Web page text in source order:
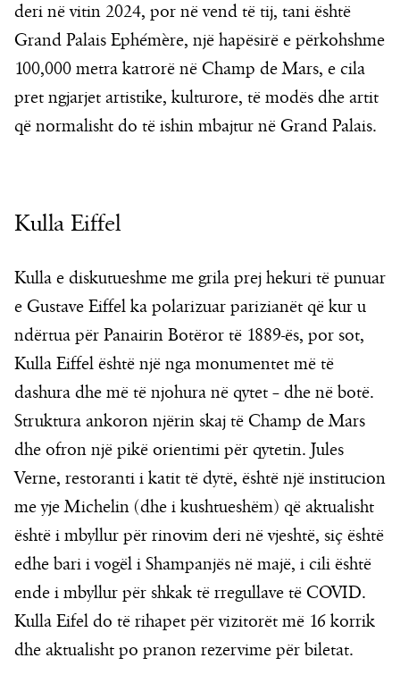
deri në vitin 2024, por në vend të tij, tani është
Grand Palais Ephémère, një hapësirë e përkohshme
100,000 metra katrorë në Champ de Mars, e cila
pret ngjarjet artistike, kulturore, të modës dhe artit
që normalisht do të ishin mbajtur në Grand Palais.
Kulla Eiffel
Kulla e diskutueshme me grila prej hekuri të punuar
e Gustave Eiffel ka polarizuar parizianët që kur u
ndërtua për Panairin Botëror të 1889-ës, por sot,
Kulla Eiffel është një nga monumentet më të
dashura dhe më të njohura në qytet – dhe në botë.
Struktura ankoron njërin skaj të Champ de Mars
dhe ofron një pikë orientimi për qytetin. Jules
Verne, restoranti i katit të dytë, është një institucion
me yje Michelin (dhe i kushtueshëm) që aktualisht
është i mbyllur për rinovim deri në vjeshtë, siç është
edhe bari i vogël i Shampanjës në majë, i cili është
ende i mbyllur për shkak të rregullave të COVID.
Kulla Eifel do të rihapet për vizitorët më 16 korrik
dhe aktualisht po pranon rezervime për biletat.